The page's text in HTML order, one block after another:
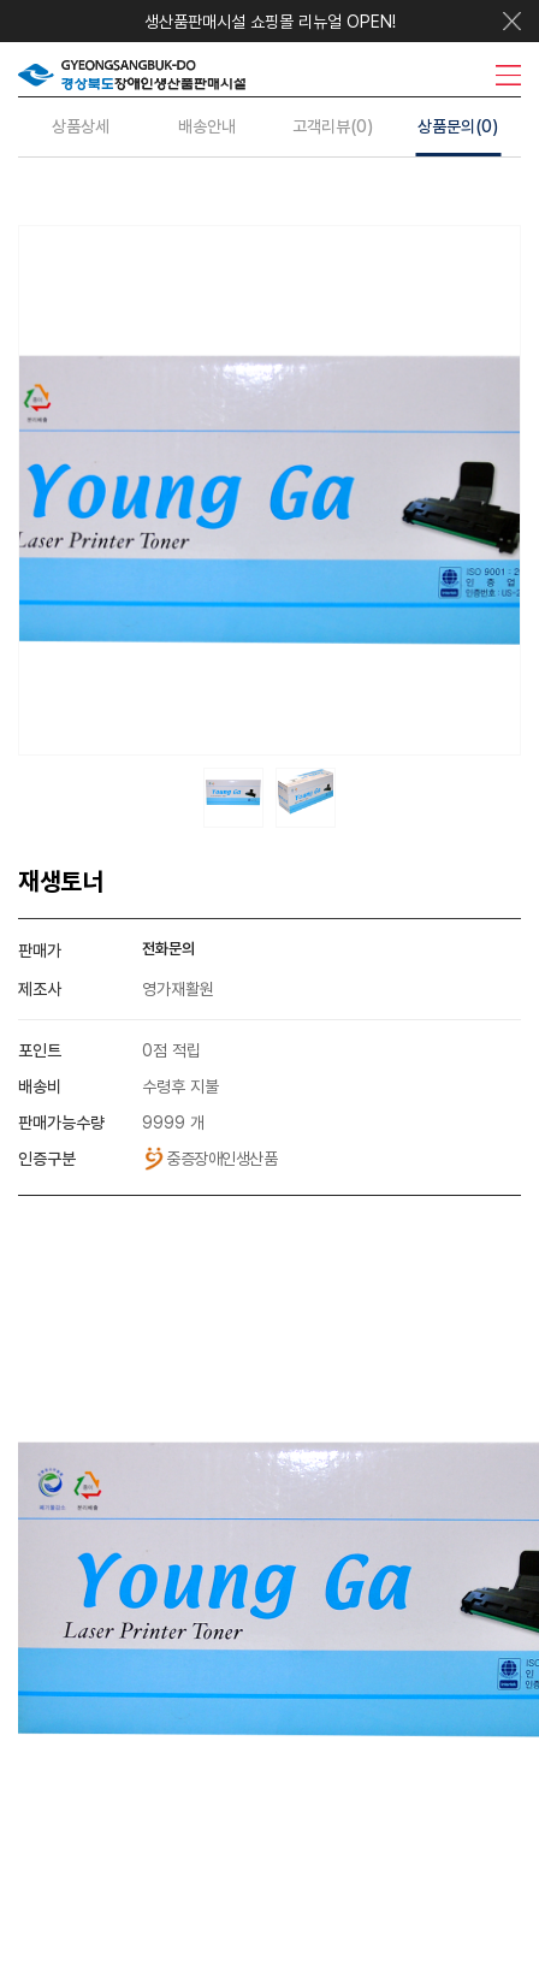
생산품판매시설 쇼핑몰 리뉴얼 OPEN!
우리지역상품 시설안내 주요사업 수의계약 정보센터
재생토너
판매가 전화문의
제조사 영가재활원
포인트
0점 적립
배송비
수령후 지불
판매가능수량
9999 개
인증구분
중증장애인생산품
상품상세 배송안내 고객리뷰(0) 상품문의(0)